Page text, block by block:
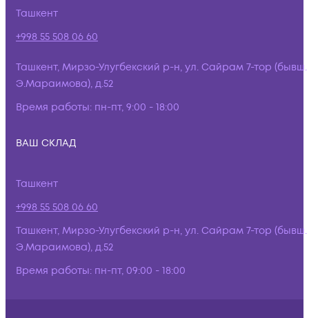
Ташкент
+998 55 508 06 60
Ташкент, Мирзо-Улугбекский р-н, ул. Сайрам 7-тор (бывш.
Э.Мараимова), д.52
Время работы: пн-пт, 9:00 - 18:00
ВАШ СКЛАД
Ташкент
+998 55 508 06 60
Ташкент, Мирзо-Улугбекский р-н, ул. Сайрам 7-тор (бывш.
Э.Мараимова), д.52
Время работы: пн-пт, 09:00 - 18:00